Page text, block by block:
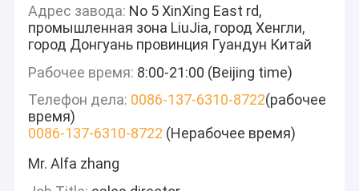
Адрес завода: No 5 XinXing East rd,
промышленная зона LiuJia, город Хенгли,
город Донгуань провинция Гуандун Китай
Рабочее время: 8:00-21:00 (Beijing time)
Телефон дела: 0086-137-6310-8722(рабочее
время)
0086-137-6310-8722 (Нерабочее время)
Mr. Alfa zhang